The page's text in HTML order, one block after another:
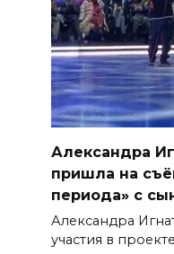
Александра
пришла на
периода» с
Александра
участия в проекте